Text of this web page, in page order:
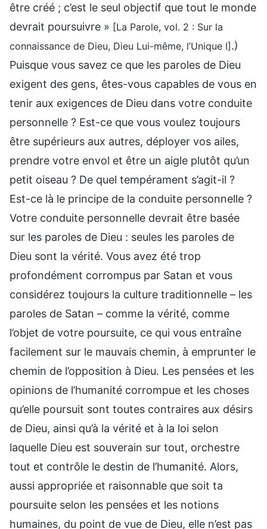
être créé ; c’est le seul objectif que tout le monde
devrait poursuivre » [La Parole, vol. 2 : Sur la
connaissance de Dieu, Dieu Lui-même, l’Unique I].)
Puisque vous savez ce que les paroles de Dieu
exigent des gens, êtes-vous capables de vous en
tenir aux exigences de Dieu dans votre conduite
personnelle ? Est-ce que vous voulez toujours
être supérieurs aux autres, déployer vos ailes,
prendre votre envol et être un aigle plutôt qu’un
petit oiseau ? De quel tempérament s’agit-il ?
Est-ce là le principe de la conduite personnelle ?
Votre conduite personnelle devrait être basée
sur les paroles de Dieu : seules les paroles de
Dieu sont la vérité. Vous avez été trop
profondément corrompus par Satan et vous
considérez toujours la culture traditionnelle – les
paroles de Satan – comme la vérité, comme
l’objet de votre poursuite, ce qui vous entraîne
facilement sur le mauvais chemin, à emprunter le
chemin de l’opposition à Dieu. Les pensées et les
opinions de l’humanité corrompue et les choses
qu’elle poursuit sont toutes contraires aux désirs
de Dieu, ainsi qu’à la vérité et à la loi selon
laquelle Dieu est souverain sur tout, orchestre
tout et contrôle le destin de l’humanité. Alors,
aussi appropriée et raisonnable que soit ta
poursuite selon les pensées et les notions
humaines, du point de vue de Dieu, elle n’est pas